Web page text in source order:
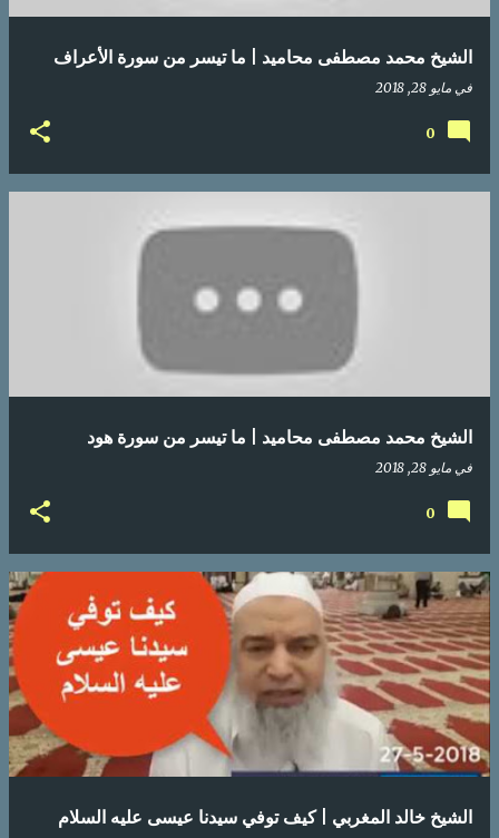
الشيخ محمد مصطفى محاميد | ما تيسر من سورة الأعراف
في مايو 28, 2018
0
الشيخ محمد مصطفى محاميد | ما تيسر من سورة هود
في مايو 28, 2018
0
الشيخ خالد المغربي | كيف توفي سيدنا عيسى عليه السلام